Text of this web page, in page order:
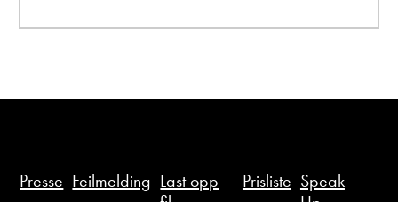
Presse Feilmelding Last opp
Prisliste Speak